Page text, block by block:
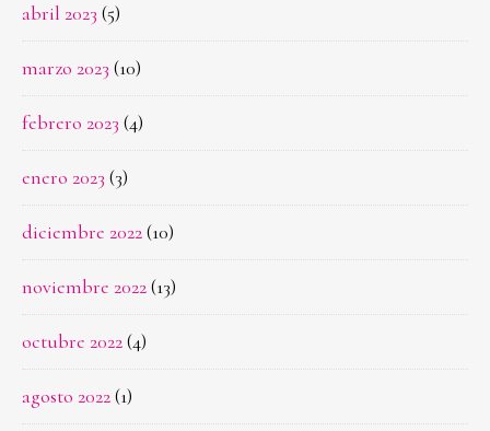
abril 2023 (5)
marzo 2023 (10)
febrero 2023 (4)
enero 2023 (3)
diciembre 2022(10)
noviembre 2022(13)
octubre 2022(4)
agosto 2022(1)